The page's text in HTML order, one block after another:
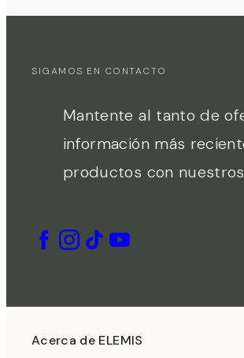
SIGAMOS EN CONTACTO
Mantente al tanto de
información más
productos con
Acerca de ELEMIS